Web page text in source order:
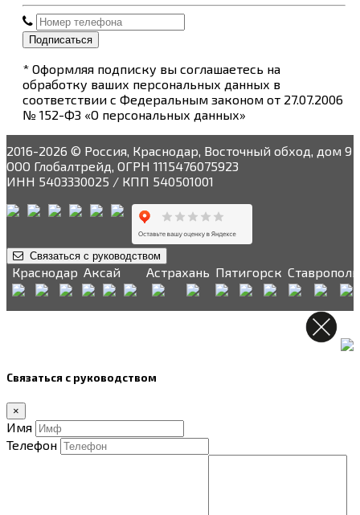
Подписаться
* Оформляя подписку вы соглашаетесь на
обработку ваших персональных данных в
соответствии с Федеральным законом от 27.07.2006
№ 152-ФЗ «О персональных данных»
2016-2026 © Россия, Краснодар, Восточный обход, дом 9
ООО Глобалтрейд, ОГРН 1115476075923
ИНН 5403330025 / КПП 540501001
Связаться с руководством
Краснодар Аксай Астрахань Пятигорск Ставрополь
Связаться с руководством
×
Имя
Телефон